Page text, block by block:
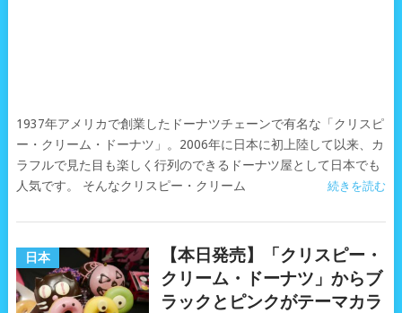
1937年アメリカで創業したドーナツチェーンで有名な「クリスピ
ー・クリーム・ドーナツ」。2006年に日本に初上陸して以来、カ
ラフルで見た目も楽しく行列のできるドーナツ屋として日本でも
人気です。 そんなクリスピー・クリーム
続きを読む
日本
【本日発売】「クリスピー・
クリーム・ドーナツ」からブ
ラックとピンクがテーマカラ